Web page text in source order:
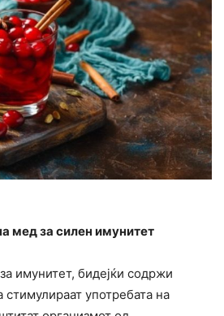
мед за силен имунитет
имунитет, бидејќи содржи
стимулираат употребата на